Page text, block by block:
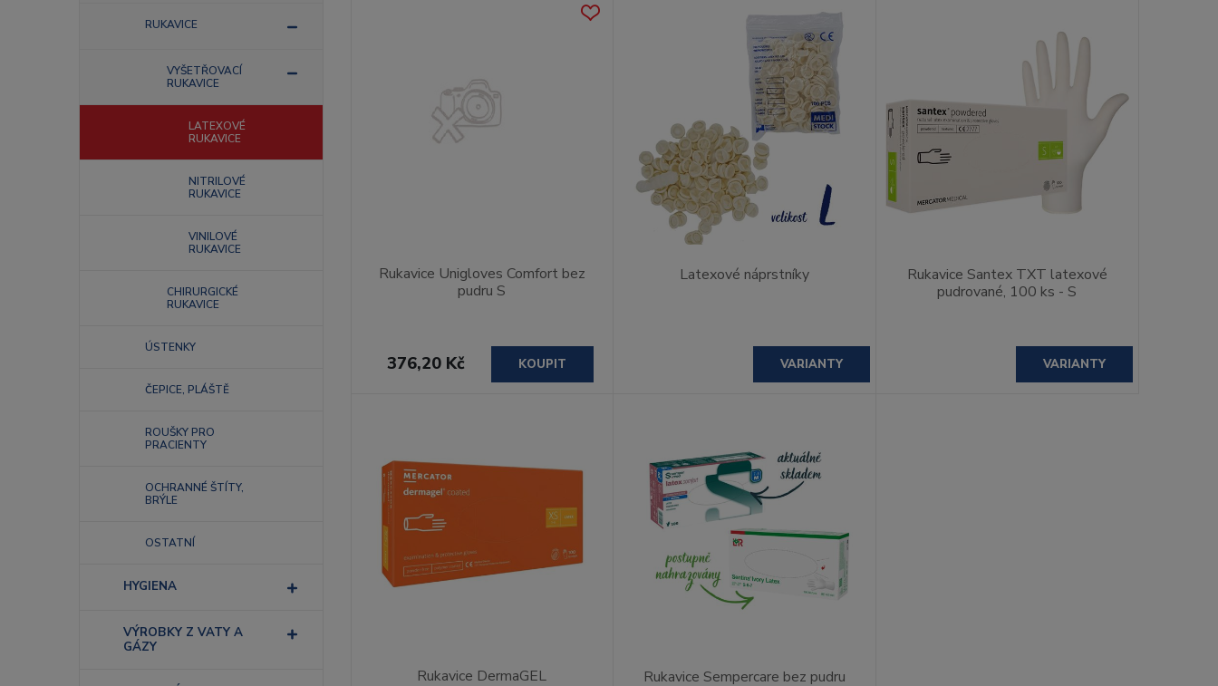
RUKAVICE
VYŠETŘOVACÍ
RUKAVICE
LATEXOVÉ
RUKAVICE
NITRILOVÉ
RUKAVICE
VINILOVÉ
RUKAVICE
CHIRURGICKÉ
RUKAVICE
ÚSTENKY
ČEPICE, PLÁŠTĚ
ROUŠKY PRO
PRACIENTY
OCHRANNÉ ŠTÍTY,
BRÝLE
OSTATNÍ
HYGIENA
VÝROBKY Z VATY A
GÁZY
Rukavice Unigloves Comfort bez
pudru S
376,20 Kč KOUPIT
Latexové náprstníky
VARIANTY
Rukavice Santex TXT latexové
pudrované, 100 ks - S
VARIANTY
Rukavice DermaGEL Rukavice Sempercare bez pudru